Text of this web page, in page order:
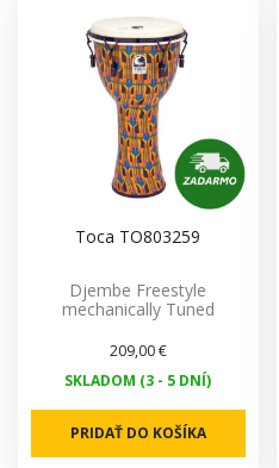
Toca TO803259
Djembe Freestyle
mechanically Tuned
209,00 €
SKLADOM (3 - 5 DNÍ)
PRIDAŤ DO KOŠÍKA